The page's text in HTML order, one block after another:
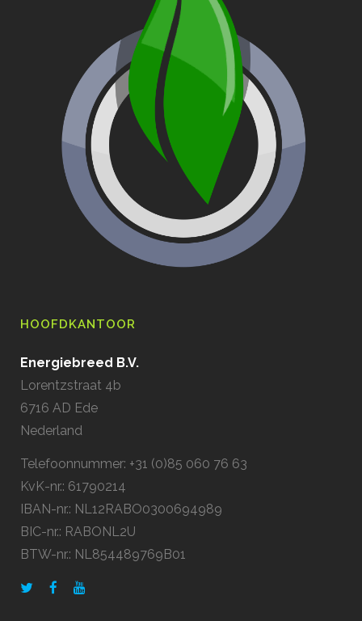
HOOFDKANTOOR
Energiebreed B.V.
Lorentzstraat 4b
6716 AD Ede
Nederland
Telefoonnummer: +31 (0)85 060 76 63
KvK-nr.: 61790214
IBAN-nr.: NL12RABO0300694989
BIC-nr.: RABONL2U
BTW-nr.: NL854489769B01